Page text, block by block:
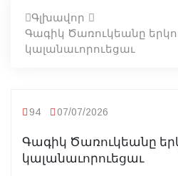
Գլխավոր
Գագիկ Ծառուկեանը
կալանաւորուեցաւ
94 07/07/2026
Գագիկ Ծառուկեանը
կալանաւորուեցաւ